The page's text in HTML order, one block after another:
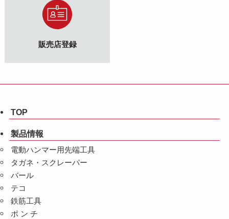
販売店登録
TOP
製品情報
電動ハンマー用先端工具
タガネ・スクレーパー
バール
テコ
鉄筋工具
ポ ン チ